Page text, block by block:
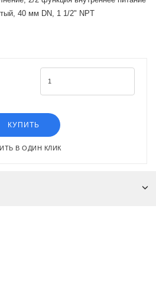
40 мм DN, 1 1/2" NPT
открытый контакт
КУПИТЬ
В ОДИН КЛИК